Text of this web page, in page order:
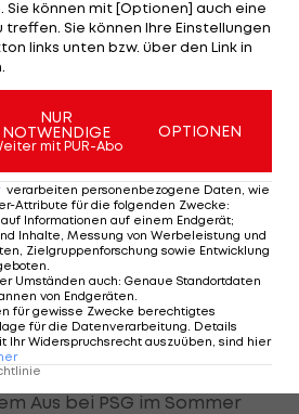
als Kandidaten
der Fiorentina
Zettel haben. Der Kroate
2019 auf der Bank des
Spanier Unai Emery, der bis
beimFC Arsenalim Amt war,
sich der Verein aus der
Ex-Coach Mauricio
ehemaligen Inter-Trainer
mit dem Franzosen Laurent
Aus bei PSG im Sommer
können mit [Optionen] auch eine
treffen. Sie können Ihre Einstellungen
links unten bzw. über den Link in
NUR
NOTWENDIGE
mit PUR-Abo
OPTIONEN
verarbeiten personenbezogene Daten, wie
Attribute für die folgenden Zwecke:
Informationen auf einem Endgerät;
Inhalte, Messung von Werbeleistung und
Zielgruppenforschung sowie Entwicklung
Umständen auch: Genaue Standortdaten
von Endgeräten
für gewisse Zwecke berechtigtes
für die Datenverarbeitung. Details
Ihr Widerspruchsrecht auszuüben, sind hier